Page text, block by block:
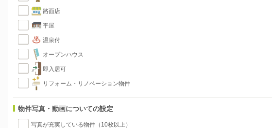
路面店
平屋
温泉付
オープンハウス
即入居可
リフォーム・リノベーション物件
物件写真・動画についての設定
写真が充実している物件（10枚以上）